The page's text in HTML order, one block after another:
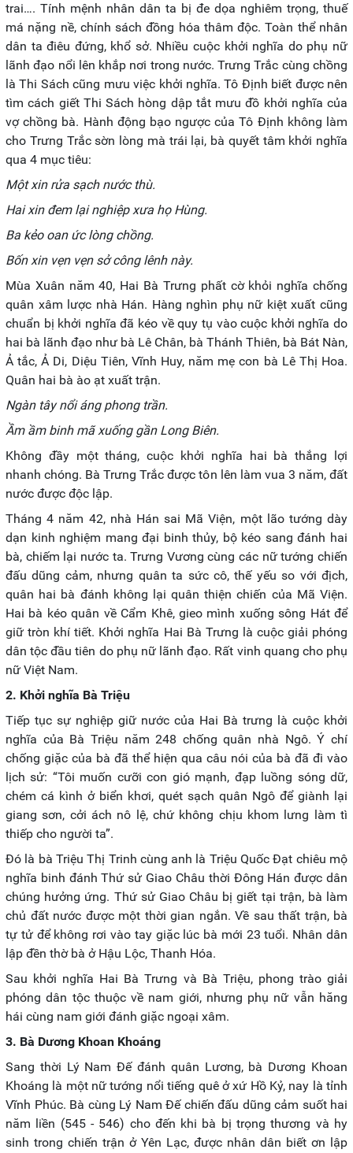
trai…. Tính mệnh nhân dân ta bị đe dọa nghiêm trọng, thuế
má nặng nề, chính sách đồng hóa thâm độc. Toàn thể nhân
dân ta điêu đứng, khổ sở. Nhiều cuộc khởi nghĩa do phụ nữ
lãnh đạo nổi lên khắp nơi trong nước. Trưng Trắc cùng chồng
là Thi Sách cũng mưu việc khởi nghĩa. Tô Định biết được nên
tìm cách giết Thi Sách hòng dập tắt mưu đồ khởi nghĩa của
vợ chồng bà. Hành động bạo ngược của Tô Định không làm
cho Trưng Trắc sờn lòng mà trái lại, bà quyết tâm khởi nghĩa
qua 4 mục tiêu:
Một xin rửa sạch nước thù.
Hai xin đem lại nghiệp xưa họ Hùng.
Ba kẻo oan ức lòng chồng.
Bốn xin vẹn vẹn sở công lênh này.
Mùa Xuân năm 40, Hai Bà Trưng phất cờ khỏi nghĩa chống
quân xâm lược nhà Hán. Hàng nghìn phụ nữ kiệt xuất cũng
chuẩn bị khởi nghĩa đã kéo về quy tụ vào cuộc khởi nghĩa do
hai bà lãnh đạo như bà Lê Chân, bà Thánh Thiên, bà Bát Nàn,
Ả tắc, Ả Di, Diệu Tiên, Vĩnh Huy, năm mẹ con bà Lê Thị Hoa.
Quân hai bà ào ạt xuất trận.
Ngàn tây nổi áng phong trần.
Ầm ầm binh mã xuống gần Long Biên.
Không đầy một tháng, cuộc khởi nghĩa hai bà thắng lợi
nhanh chóng. Bà Trưng Trắc được tôn lên làm vua 3 năm, đất
nước được độc lập.
Tháng 4 năm 42, nhà Hán sai Mã Viện, một lão tướng dày
dạn kinh nghiệm mang đại binh thủy, bộ kéo sang đánh hai
bà, chiếm lại nước ta. Trưng Vương cùng các nữ tướng chiến
đấu dũng cảm, nhưng quân ta sức cô, thế yếu so với địch,
quân hai bà đánh không lại quân thiện chiến của Mã Viện.
Hai bà kéo quân về Cẩm Khê, gieo mình xuống sông Hát để
giữ tròn khí tiết. Khởi nghĩa Hai Bà Trưng là cuộc giải phóng
dân tộc đầu tiên do phụ nữ lãnh đạo. Rất vinh quang cho phụ
nữ Việt Nam.
2. Khởi nghĩa Bà Triệu
Tiếp tục sự nghiệp giữ nước của Hai Bà trưng là cuộc khởi
nghĩa của Bà Triệu năm 248 chống quân nhà Ngô. Ý chí
chống giặc của bà đã thể hiện qua câu nói của bà đã đi vào
lịch sử: “Tôi muốn cưỡi con gió mạnh, đạp luồng sóng dữ,
chém cá kình ở biển khơi, quét sạch quân Ngô để giành lại
giang sơn, cởi ách nô lệ, chứ không chịu khom lưng làm tì
thiếp cho người ta”.
Đó là bà Triệu Thị Trinh cùng anh là Triệu Quốc Đạt chiêu mộ
nghĩa binh đánh Thứ sử Giao Châu thời Đông Hán được dân
chúng hưởng ứng. Thứ sử Giao Châu bị giết tại trận, bà làm
chủ đất nước được một thời gian ngắn. Về sau thất trận, bà
tự tử để không rơi vào tay giặc lúc bà mới 23 tuổi. Nhân dân
lập đền thờ bà ở Hậu Lộc, Thanh Hóa.
Sau khởi nghĩa Hai Bà Trưng và Bà Triệu, phong trào giải
phóng dân tộc thuộc về nam giới, nhưng phụ nữ vẫn hăng
hái cùng nam giới đánh giặc ngoại xâm.
3. Bà Dương Khoan Khoáng
Sang thời Lý Nam Đế đánh quân Lương, bà Dương Khoan
Khoáng là một nữ tướng nổi tiếng quê ở xứ Hồ Kỷ, nay là tỉnh
Vĩnh Phúc. Bà cùng Lý Nam Đế chiến đấu dũng cảm suốt hai
năm liền (545 - 546) cho đến khi bà bị trọng thương và hy
sinh trong chiến trận ở Yên Lạc, được nhân dân biết ơn lập